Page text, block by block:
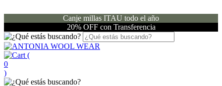
Canje millas ITAU todo el año
20% OFF con Transferencia
(
0
)